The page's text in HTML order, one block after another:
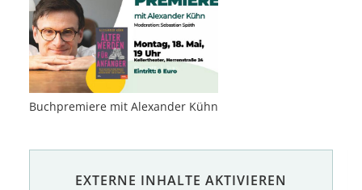
Buchpremiere mit Alexander Kühn
EXTERNE INHALTE AKTIVIEREN